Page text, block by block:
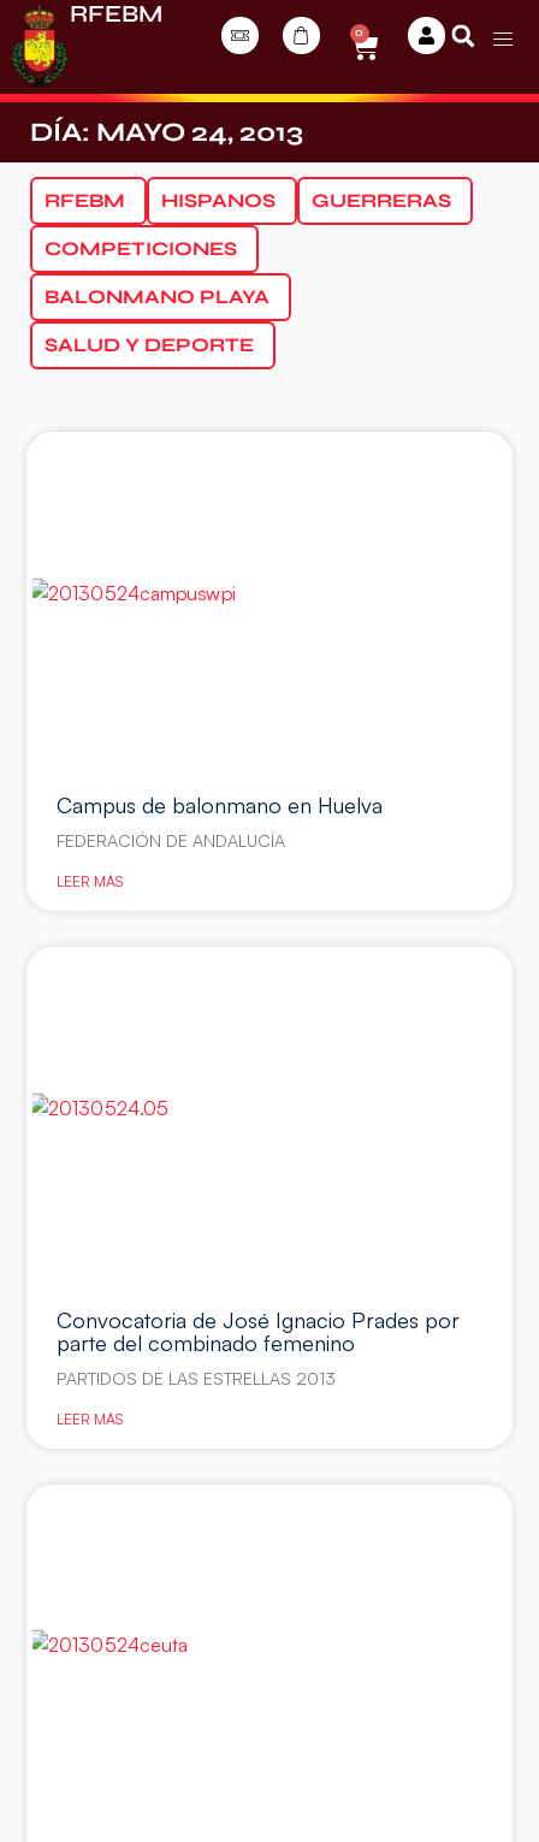
RFEBM
0
DÍA: MAYO 24, 2013
RFEBM HISPANOS GUERRERAS
COMPETICIONES
BALONMANO PLAYA
SALUD Y DEPORTE
Campus de balonmano en Huelva
FEDERACIÓN DE ANDALUCÍA
LEER MÁS
Convocatoria de José Ignacio Prades por
parte del combinado femenino
PARTIDOS DE LAS ESTRELLAS 2013
LEER MÁS